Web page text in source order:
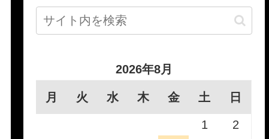
2026年8月
月 火 水 木 金 土 日
1
2